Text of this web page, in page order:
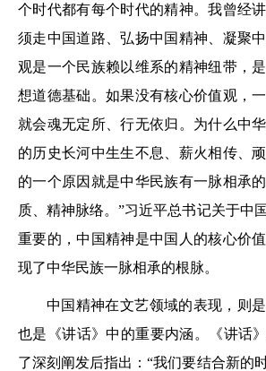
个时代都有每个时代的精神。我曾经
须走中国道路、弘扬中国精神、凝聚
观是一个民族赖以维系的精神纽带，
想道德基础。如果没有核心价值观，
就会魂无定所、行无依归。为什么中
的历史长河中生生不息、薪火相传、
的一个原因就是中华民族有一脉相承
质、精神脉络。”习近平总书记关于中
重要的，中国精神是中国人的核心价
现了中华民族一脉相承的根脉。
中国精神在文艺领域的表现，则
也是《讲话》中的重要内涵。《讲话
了深刻阐发后指出：“我们要结合新的